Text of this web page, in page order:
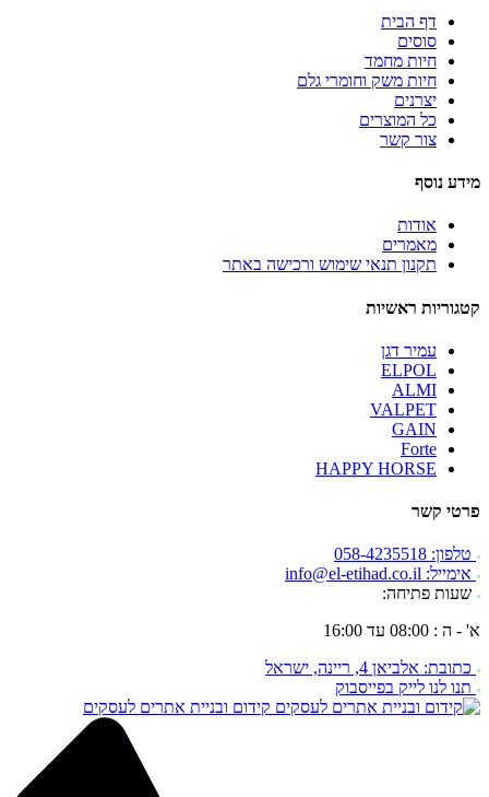
דף הבית
סוסים
חיות מחמד
חיות משק וחומרי גלם
יצרנים
כל המוצרים
צור קשר
מידע נוסף
אודות
מאמרים
תקנון תנאי שימוש ורכישה באתר
קטגוריות ראשיות
עמיר דגן
ELPOL
ALMI
VALPET
GAIN
Forte
HAPPY HORSE
פרטי קשר
טלפון: 058-4235518
אימייל: info@el-etihad.co.il
שעות פתיחה:
א' - ה : 08:00 עד 16:00
כתובת: אלביאן 4, ריינה, ישראל
תנו לנו לייק בפייסבוק
קידום ובניית אתרים לעסקים